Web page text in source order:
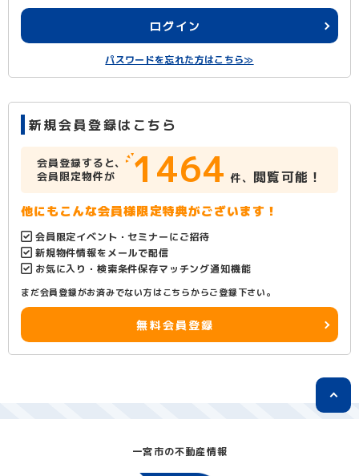
ログイン
パスワードを忘れた方はこちら≫
新規会員登録はこちら
会員登録すると、
会員限定物件が
1464 件、 閲覧可能！
他にもこんな会員様限定特典がございます！
会員限定イベント・セミナーにご招待
新規物件情報をメールで配信
お気に入り・検索条件保存マッチング通知機能
まだ会員登録がお済みでない方はこちらからご登録下さい。
無料会員登録
一宮市の不動産情報